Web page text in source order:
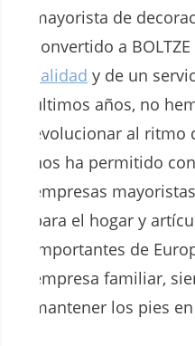
mayorista de
convertido a
calidad y de un
últimos años, no
evolucionar al ritmo
nos ha permitido
empresas
para el hogar y
importantes de
empresa familiar,
mantener los pies